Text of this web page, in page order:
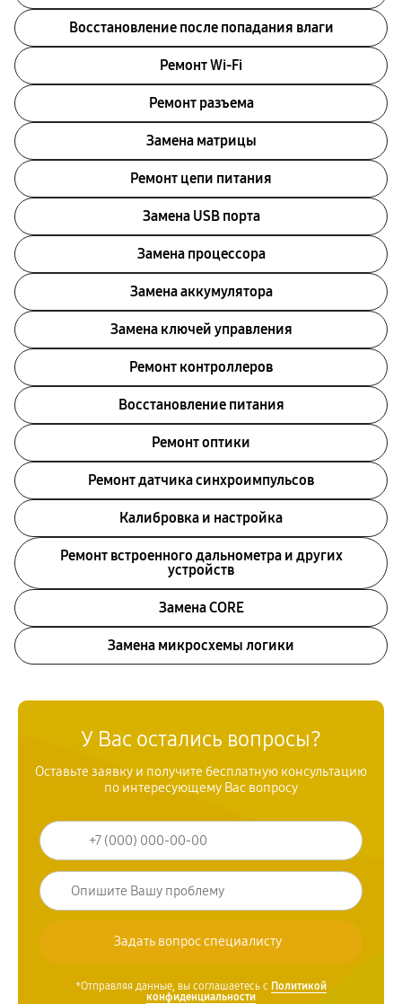
Восстановление после попадания влаги
Ремонт Wi-Fi
Ремонт разъема
Замена матрицы
Ремонт цепи питания
Замена USB порта
Замена процессора
Замена аккумулятора
Замена ключей управления
Ремонт контроллеров
Восстановление питания
Ремонт оптики
Ремонт датчика синхроимпульсов
Калибровка и настройка
Ремонт встроенного дальнометра и других
устройств
Замена CORE
Замена микросхемы логики
У Вас остались вопросы?
Оставьте заявку и получите бесплатную консультацию
по интересующему Вас вопросу
*Отправляя данные, вы соглашаетесь с Политикой
конфиденциальности